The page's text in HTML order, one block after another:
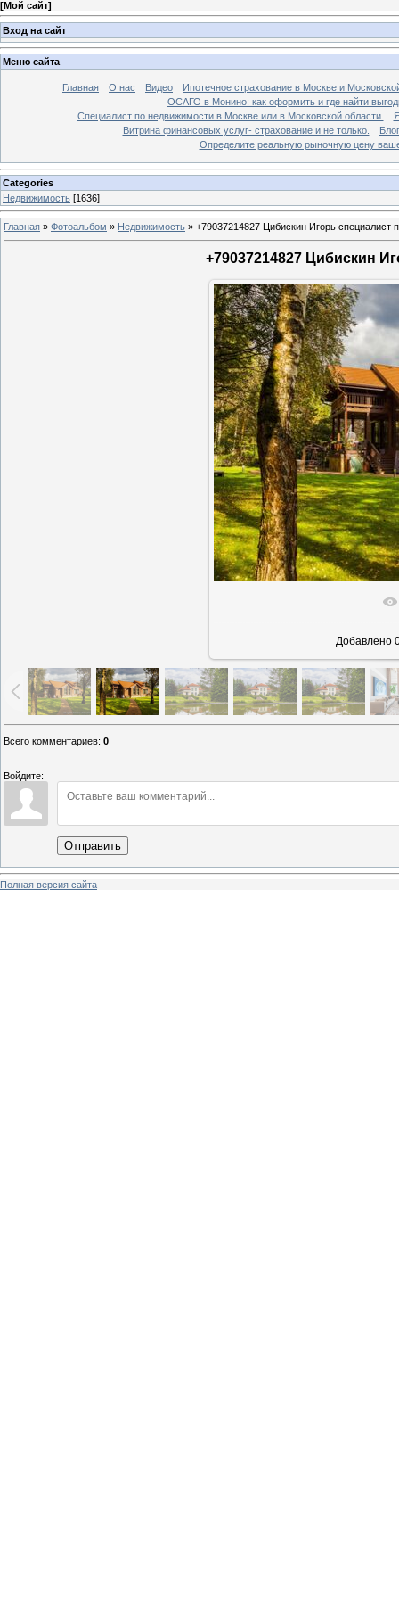
[Мой сайт]
Вход на сайт
Меню сайта
Главная О нас Видео
Ипотечное страхование в Москве и
ОСАГО в Монино: как оформить и где найти
Специалист по недвижимости в Москве или в Московской области.
Витрина финансовых услуг- страхование и не только.
Блог
Определите реальную рыночную цену
Categories
Недвижимость [1636]
Главная » Фотоальбом » Недвижимость » +79037214827 Цибискин Игорь специалист
+79037214827 Цибискин
В
Добавлено
Всего комментариев: 0
Войдите:
Отправить
Полная версия сайта